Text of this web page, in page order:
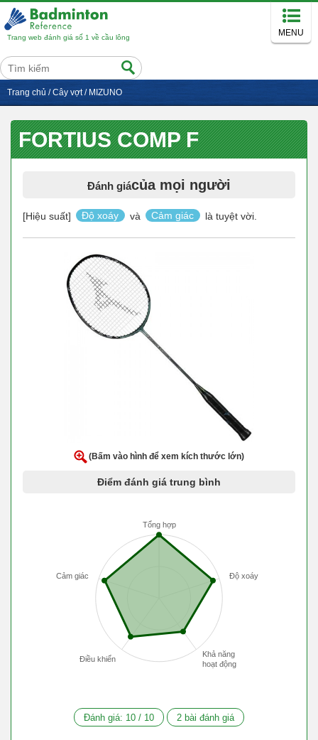
Trang web đánh giá số 1 về cầu lông MENU
Trang chủ /Cây vợt/ MIZUNO
FORTIUS COMP F
Đánh giácủa mọi người
[Hiệu suất] Độ xoáy và Cảm giác là tuyệt vời.
(Bấm vào hình để xem kích thước lớn)
Điểm đánh giá trung bình
Tổng hợp
Độ xoáy
Khả năng
hoạt động
Điều khiển
Cảm giác
Đánh giá: 10 / 10 2 bài đánh giá